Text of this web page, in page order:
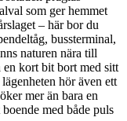
som ger hemmet
– här bor du
bussterminal,
naturen nära till
en kort bit bort med sitt
hör även ett
mer än bara en
med både puls